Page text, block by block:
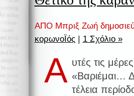
ΑΠΟ Μπριξ Ζωή
κορωνοΪός
1 Σχόλιο »
Α υτές τις
«Βαριέμαι…
τέλεια